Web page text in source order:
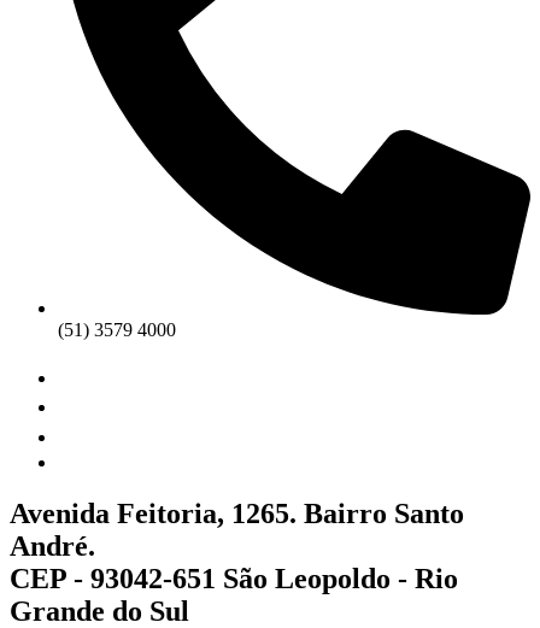
(51) 3579 4000
Avenida Feitoria, 1265. Bairro Santo
André.
CEP - 93042-651 São Leopoldo - Rio
Grande do Sul